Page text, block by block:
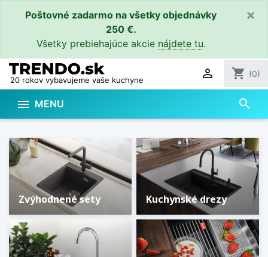
Poštovné zadarmo na všetky objednávky
250 €.
Všetky prebiehajúce akcie nájdete tu.
×
20 rokov vybavujeme vaše kuchyne  shopping_cart (0)
 MENU search
Prehľad sortimentu
Zvýhodnené sety Kuchynské drezy